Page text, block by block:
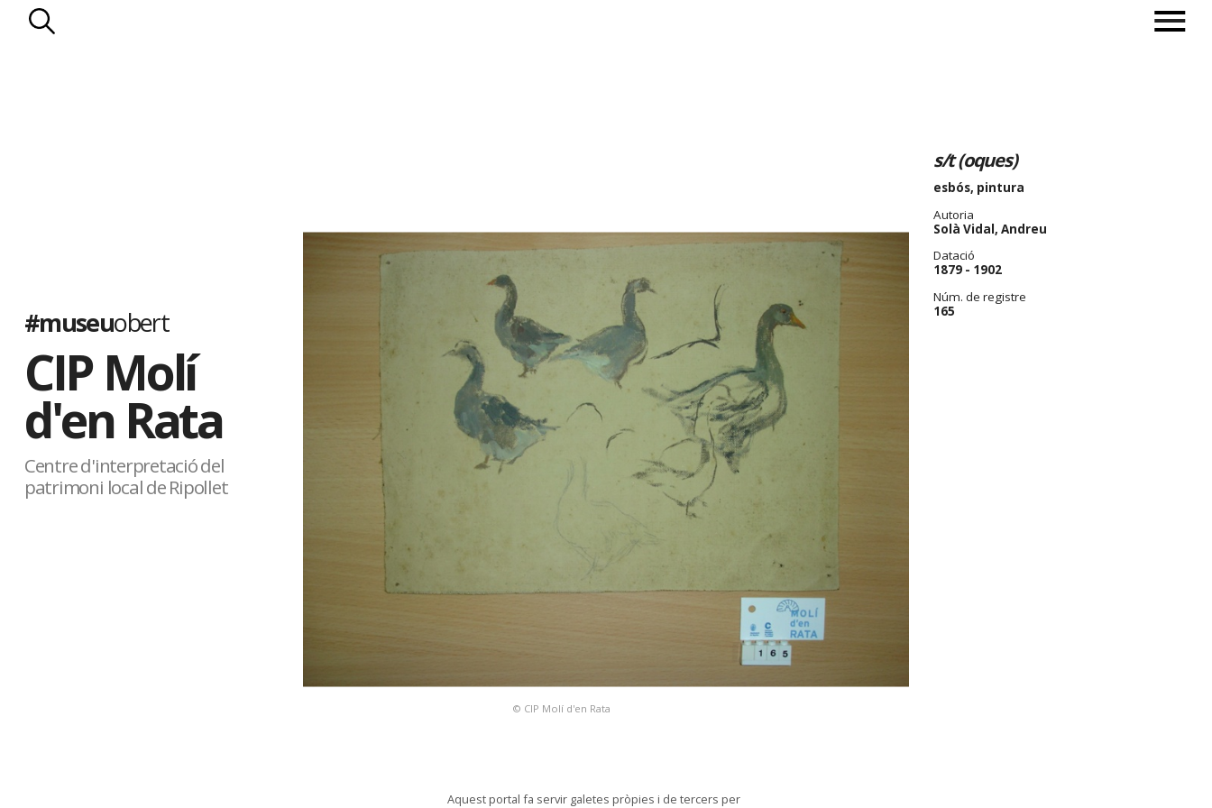
#museuobert
CIP Molí
d'en Rata
Centre d'interpretació del
patrimoni local de Ripollet
© CIP Molí d'en Rata
s/t (oques)
esbós, pintura
Autoria
Solà Vidal, Andreu
Datació
1879 - 1902
Núm. de registre
165
Aquest portal fa servir galetes pròpies i de tercers per